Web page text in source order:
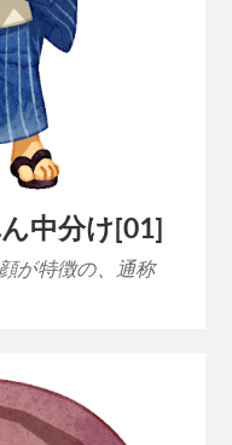
中分け[01]
が特徴の、通称